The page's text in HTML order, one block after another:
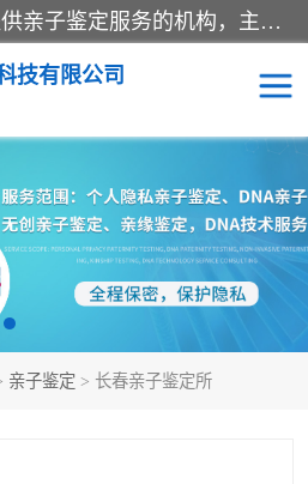
华信基因是一家专门提供亲子鉴定服务的机构，主要业务：济南亲子鉴定、临沂亲子鉴定、菏泽亲子鉴定、淄博亲子鉴定、青岛亲子鉴定、日照亲子鉴定、临朐亲子鉴定、寿光亲子鉴定等，联合广州、上海、北京、深圳、杭州、武汉、成都、合肥、贵阳、沈阳等地区有法医物证鉴定机构及基因检测公司，为国内外客户提供便捷的DNA鉴定服务。
技有限公司
亲子鉴定 > 长春亲子鉴定所
DNA亲子鉴定
无创亲子鉴定